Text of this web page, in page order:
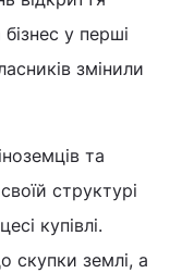
у перші
змінили
та
структурі
купівлі.
скупки землі, а